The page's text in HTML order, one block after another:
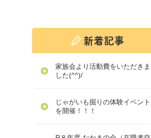
家族会より活動費をいただきま
した(^^)/
じゃがいも掘りの体験イベント
を開催！！！